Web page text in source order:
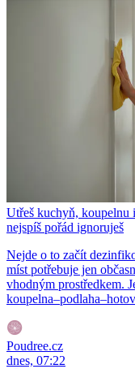
Utřeš kuchyň, koupelnu
nejspíš pořád ignoruješ
Nejde o to začít
míst potřebuje jen
vhodným prostředkem.
Poudree.cz
dnes, 07:22